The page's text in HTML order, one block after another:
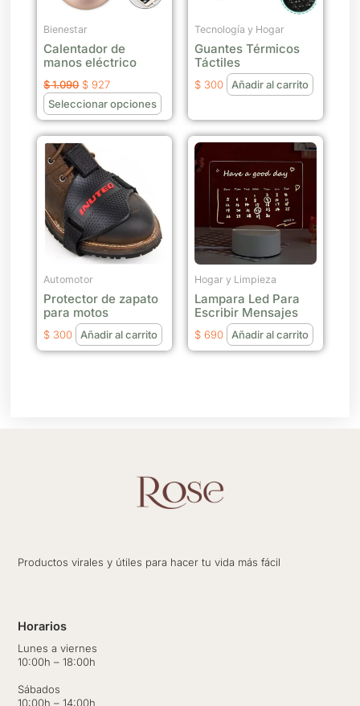
Bienestar
Calentador de
manos eléctrico
$1.090 $ 927
Seleccionar opciones
pueden
página
producto
Tecnología y Hogar
Guantes Térmicos
Táctiles
$ 300 Añadir al carrito
Automotor
Protector de zapato
para motos
$ 300 Añadir al carrito
Hogar y Limpieza
Lampara Led Para
Escribir Mensajes
$ 690 Añadir al carrito
Productos virales y útiles para hacer tu vida más fácil
Horarios
Lunes a viernes
10:00h – 18:00h
Sábados
10:00h – 14:00h